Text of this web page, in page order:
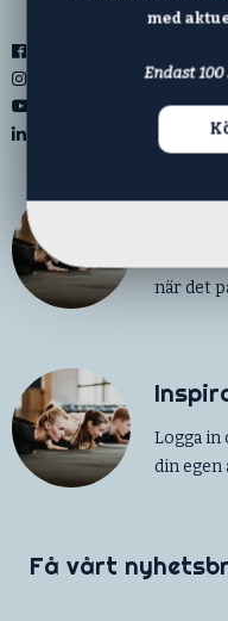
Bli vår
när det
Logga
din egen
Få vårt
med
Endast